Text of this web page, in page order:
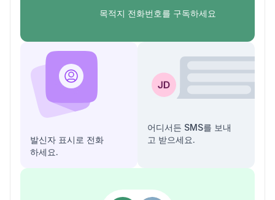
목적지 전화번호를 구독하세요
발신자 표시로 전화
하세요.
어디서든 SMS를 보내
고 받으세요.